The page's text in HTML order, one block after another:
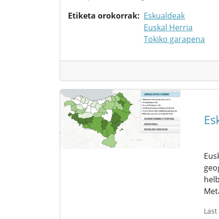
Etiketa orokorrak
Eskualdeak
Euskal Herria
Tokiko garapena